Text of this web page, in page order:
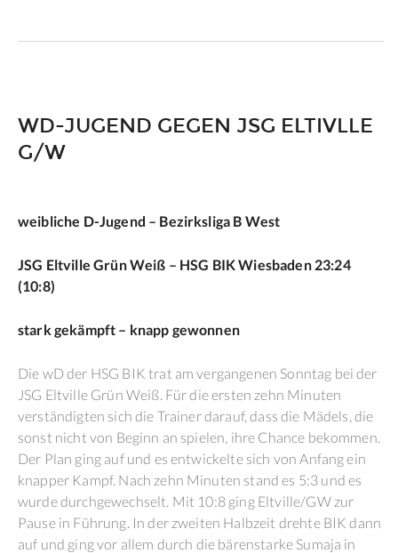
WD-JUGEND GEGEN JSG ELTIVLLE
G/W
weibliche D-Jugend – Bezirksliga B West
JSG Eltville Grün Weiß – HSG BIK Wiesbaden 23:24
(10:8)
stark gekämpft – knapp gewonnen
Die wD der HSG BIK trat am vergangenen Sonntag bei der
JSG Eltville Grün Weiß. Für die ersten zehn Minuten
verständigten sich die Trainer darauf, dass die Mädels, die
sonst nicht von Beginn an spielen, ihre Chance bekommen.
Der Plan ging auf und es entwickelte sich von Anfang ein
knapper Kampf. Nach zehn Minuten stand es 5:3 und es
wurde durchgewechselt. Mit 10:8 ging Eltville/GW zur
Pause in Führung. In der zweiten Halbzeit drehte BIK dann
auf und ging vor allem durch die bärenstarke Sumaja in